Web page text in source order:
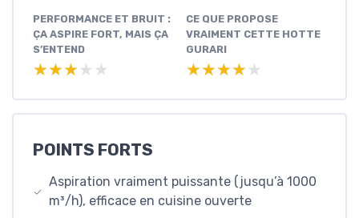
PERFORMANCE ET BRUIT :
ÇA ASPIRE FORT, MAIS ÇA
S’ENTEND
★★★★★
★★★★★
CE QUE PROPOSE
VRAIMENT CETTE HOTTE
GURARI
★★★★★
★★★★★
POINTS FORTS
Aspiration vraiment puissante (jusqu’à 1000
m³/h), efficace en cuisine ouverte